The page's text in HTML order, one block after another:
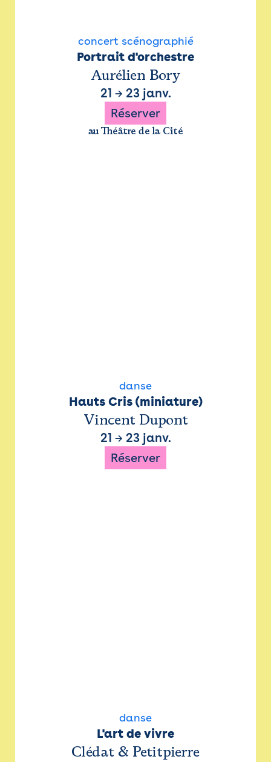
concert scénographié
Portrait d'orchestre
Aurélien Bory
21 → 23 janv.
Réserver
au Théâtre de la Cité
danse
Hauts Cris (miniature)
Vincent Dupont
21 → 23 janv.
Réserver
danse
L'art de vivre
Clédat & Petitpierre